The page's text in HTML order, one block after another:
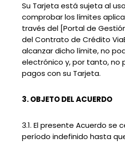
Su Tarjeta está sujeta al
comprobar los límites
través del [Portal de
del Contrato de Crédito
alcanzar dicho límite, no
electrónico y, por tanto, no
pagos con su Tarjeta.
3. OBJETO DEL ACUERDO
3.1. El presente Acuerdo se
período indefinido hasta